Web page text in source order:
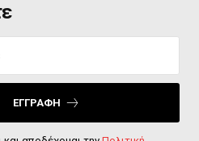
ΕΓΓΡΑΦΉ